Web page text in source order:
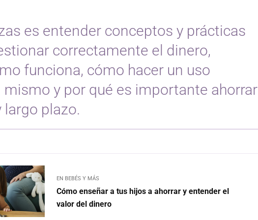
es entender conceptos y prácticas
correctamente el dinero,
funciona, cómo hacer un uso
mismo y por qué es importante ahorrar
plazo.
EN BEBÉS Y MÁS
Cómo enseñar a tus hijos a ahorrar y entender el
valor del dinero